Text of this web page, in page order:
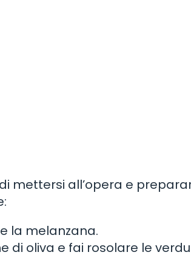
mettersi all’opera e
la melanzana.
di oliva e fai rosolare le